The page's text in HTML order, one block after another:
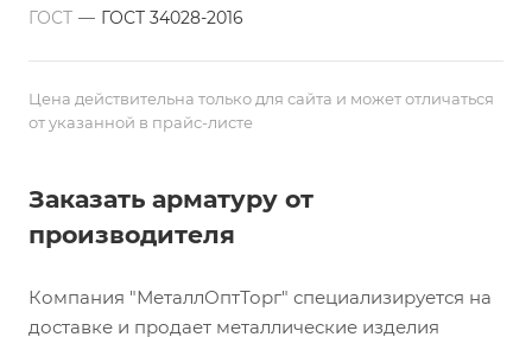
ГОСТ — ГОСТ 34028-2016
Цена действительна только для сайта и может отличаться
от указанной в прайс-листе
Заказать арматуру от
производителя
Компания "МеталлОптТорг" специализируется на
доставке и продает металлические изделия